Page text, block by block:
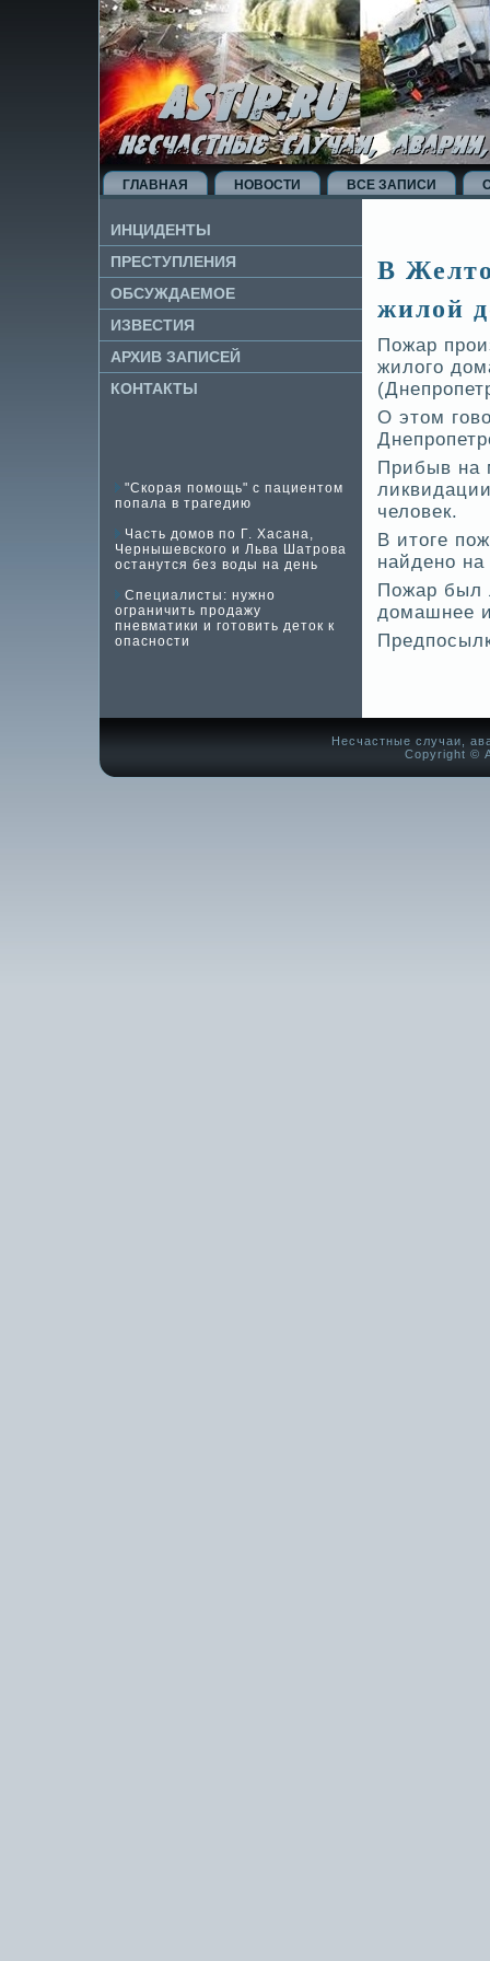
ГЛАВНАЯ НОВОСТИ ВСЕ ЗАПИСИ
ИНЦИДЕНТЫ
ПРЕСТУПЛЕНИЯ
ОБСУЖДАЕМОЕ
ИЗВЕ­СТИЯ
АРХИВ ЗАПИСЕЙ
КОНТАКТЫ
"Скорая помощь" с пациентом
попала в трагедию
Часть домов по Г. Хасана,
Чернышевского и Льва Шатрова
останутся без воды на день
Специалисты: нужно
ограничить продажу
пневматики и готовить деток к
опасности
В
жилой
Пожар
жилого
О этом
Прибыв на
челове­к.
В итоге
найде­но
Пожар был
домашнее
Несчастные случаи,
Copyright ©